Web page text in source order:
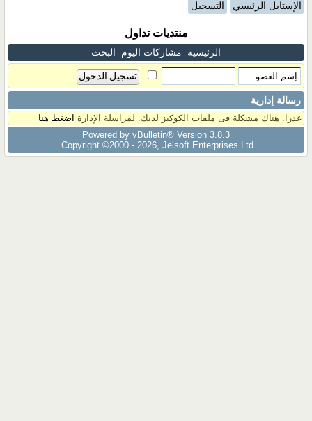
الإستايل الرئيسي التسجيل
منتديات تداول
الرئيسية مشاركات اليوم البحث
رسالة إدارية
عذرا. هناك مشكلة فى ملفات الكوكيز لديك. لمراسلة الإدارة اضغط هنا
Powered by vBulletin® Version 3.8.3
Copyright ©2000 - 2026, Jelsoft Enterprises Ltd.